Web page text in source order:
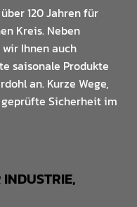
120 Jahren für
Kreis. Neben
Ihnen auch
saisonale Produkte
an. Kurze Wege,
Sicherheit im